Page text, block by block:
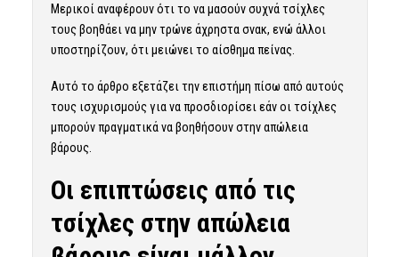
Μερικοί αναφέρουν ότι το να μασούν συχνά τσίχλες
τους βοηθάει να μην τρώνε άχρηστα σνακ, ενώ άλλοι
υποστηρίζουν, ότι μειώνει το αίσθημα πείνας.
Αυτό το άρθρο εξετάζει την επιστήμη πίσω από αυτούς
τους ισχυρισμούς για να προσδιορίσει εάν οι τσίχλες
μπορούν πραγματικά να βοηθήσουν στην απώλεια
βάρους.
Οι επιπτώσεις από τις
τσίχλες στην απώλεια